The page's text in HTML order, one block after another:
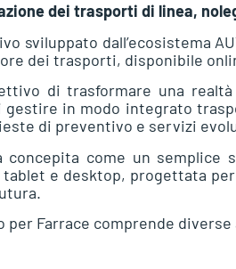
dei trasporti di linea,
sviluppato dall’ecosistema
dei trasporti, disponibile
di trasformare una
gestire in modo integrato
di preventivo e servizi
come un semplice
e desktop, progettata
per Farrace comprende